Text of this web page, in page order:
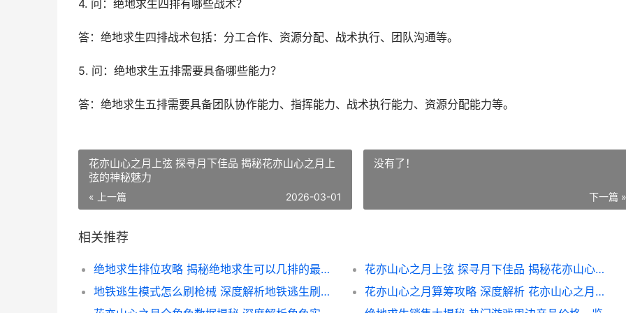
4. 问：绝地求生四排有哪些战术？
答：绝地求生四排战术包括：分工合作、资源分配、战术执行、团队沟通等。
5. 问：绝地求生五排需要具备哪些能力？
答：绝地求生五排需要具备团队协作能力、指挥能力、战术执行能力、资源分配能力等。
花亦山心之月上弦 探寻月下佳品 揭秘花亦山心之月上
弦的神秘魅力
« 上一篇 2026-03-01
没有了！
下一篇 »
相关推荐
绝地求生排位攻略 揭秘绝地求生可以几排的最佳游戏体验
花亦山心之月上弦 探寻月下佳品 揭秘花亦山心之月上弦的神秘魅力
地铁逃生模式怎么刷枪械 深度解析地铁逃生刷枪技巧与攻略
花亦山心之月算筹攻略 深度解析 花亦山心之月算筹怎么玩 技巧与玩法